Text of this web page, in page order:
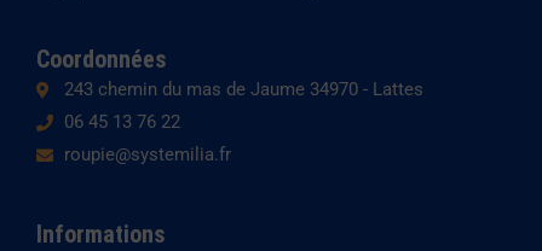
Coordonnées
243 chemin du mas de Jaume 34970 - Lattes
06 45 13 76 22
roupie@systemilia.fr
Informations